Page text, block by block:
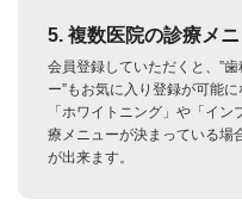
5. 複数医院の診療メ
会員登録していただくと、”
ー”もお気に入り登録が可能に
「ホワイトニング」や「イ
療メニューが決まっている場
が出来ます。